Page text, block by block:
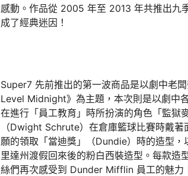
感動。作品從 2005 年至 2013 年共推出九
成了經典迷因！
Super7 先前推出的第一波商品是以劇中老
Level Midnight》為主題，本次則是以劇中
在進行「員工教育」時所扮演的角色「監獄
（Dwight Schrute）在倉庫籃球比賽時戴
願的領取「當迪獎」（Dundie）時的造型
里達州渡假回來後的粉白西裝造型。每款造
絲們再次感受到 Dunder Mifflin 員工的魅力